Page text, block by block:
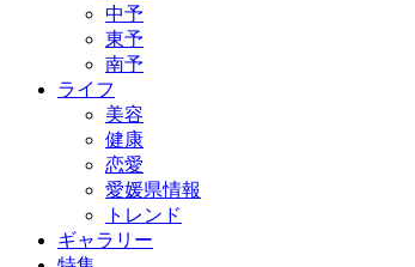
中予
東予
南予
ライフ
美容
健康
恋愛
愛媛県情報
トレンド
ギャラリー